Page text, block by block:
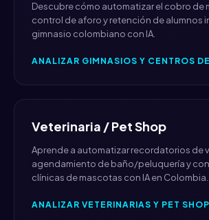
Descubre cómo automatizar el cobro de
control de aforo y retención de alumnos
gimnasio colombiano con IA.
ANALIZAR GIMNASIOS Y CENTROS
Veterinaria / Pet Shop
Aprende a automatizar recordatorios de
agendamiento de baño/peluquería y
clínicas de mascotas con IA en Colombia.
ANALIZAR VETERINARIAS Y PET